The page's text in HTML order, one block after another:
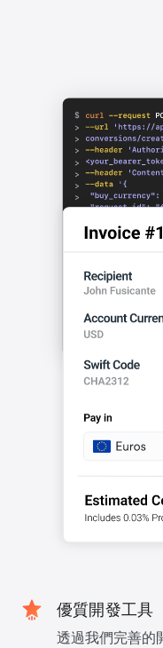
優質開發工具
透過我們完善的